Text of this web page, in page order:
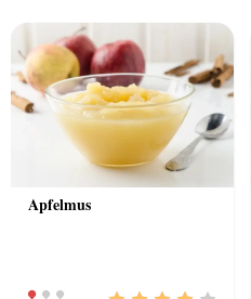
Apfelmus